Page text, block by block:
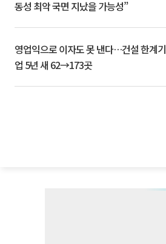
동성 최악 국면 지났을 가능성”
영업익으로 이자도 못 낸다…건설 한계기
업 5년 새 62→173곳